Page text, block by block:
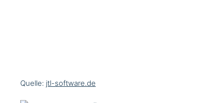
Quelle: jtl-software.de